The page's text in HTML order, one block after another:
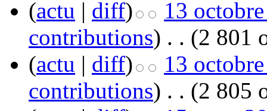
(actu | diff)
13
contributions) . . (2 801
(actu | diff)
13
contributions) . . (2 805